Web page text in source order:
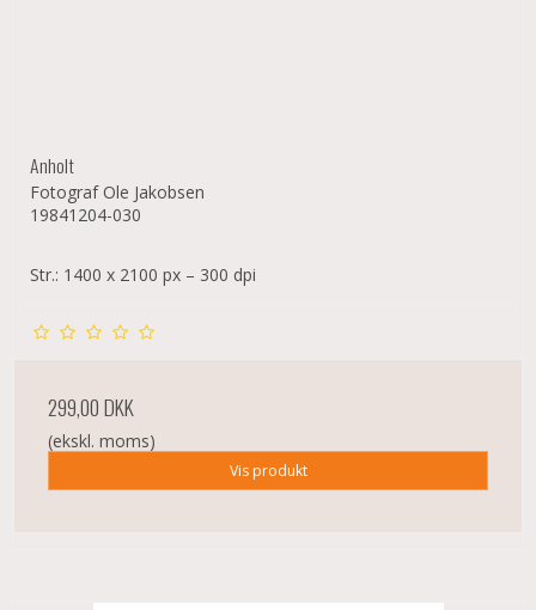
Anholt
Fotograf Ole Jakobsen
19841204-030
Str.: 1400 x 2100 px – 300 dpi
299,00 DKK
(ekskl. moms)
Vis produkt